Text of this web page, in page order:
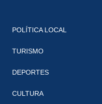
POLÍTICA LOCAL
TURISMO
DEPORTES
CULTURA